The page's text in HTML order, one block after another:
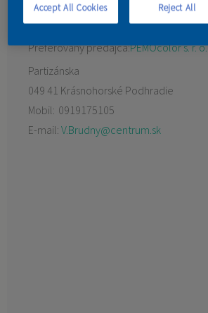
Preferovaný predajca:PEMOcolor s. r. o.
Partizánska
049 41 Krásnohorské Podhradie
Mobil: 0919175105
E-mail: V.Brudny@centrum.sk
Reject All
Accept All Cookies